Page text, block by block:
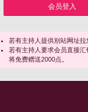
若有主持人提供别站网址
若有主持人要求会员直接
将免费赠送2000点。